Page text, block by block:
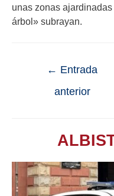
unas zonas
árbol» subrayan.
← Entrada
anterior